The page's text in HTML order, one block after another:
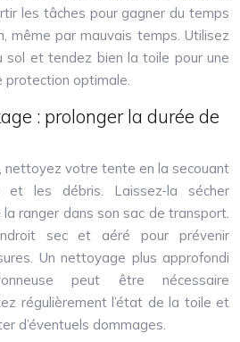
les tâches pour gagner du temps
même par mauvais temps. Utilisez
sol et tendez bien la toile pour une
protection optimale.
: prolonger la durée de
nettoyez votre tente en la secouant
les débris. Laissez-la sécher
ranger dans son sac de transport.
sec et aéré pour prévenir
Un nettoyage plus approfondi
peut être nécessaire
régulièrement l’état de la toile et
d’éventuels dommages.